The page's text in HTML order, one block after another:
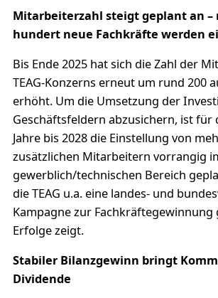
Mitarbeiterzahl steigt geplant an –
hundert neue Fachkräfte werden
Bis Ende 2025 hat sich die Zahl der
TEAG-Konzerns erneut um rund 200
erhöht. Um die Umsetzung der
Geschäftsfeldern abzusichern, ist für
Jahre bis 2028 die Einstellung von
zusätzlichen Mitarbeitern vorrangig
gewerblich/technischen Bereich
die TEAG u.a. eine landes- und
Kampagne zur Fachkräftegewinnung
Erfolge zeigt.
Stabiler Bilanzgewinn bringt
Dividende